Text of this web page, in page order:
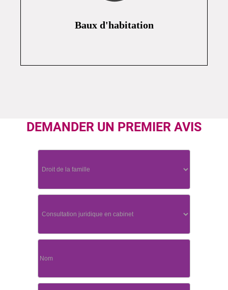
Baux d'habitation
DEMANDER UN PREMIER AVIS